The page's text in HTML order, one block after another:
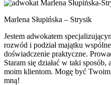
Marlena Słupińska – Strysik
Jestem adwokatem
rozwód i podział majątku
doświadczenie praktyczne.
Staram się działać w taki
moim klientom. Mogę być
mną!